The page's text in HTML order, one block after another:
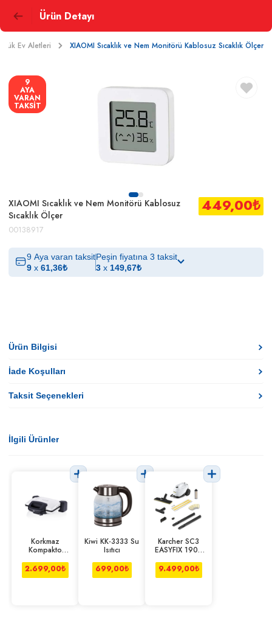
Ürün Detayı
Ev Aletleri XIAOMI Sıcaklık ve Nem Monitörü Kablosuz Sıcaklık Ölçer
9
AYA
VARAN
TAKSİT
XIAOMI Sıcaklık ve Nem Monitörü Kablosuz
Sıcaklık Ölçer
00138917
449,00₺
9 Aya varan taksit
9 x 61,36₺
Peşin fiyatına 3 taksit
3 x 149,67₺
Ürün Bilgisi
İade Koşulları
Taksit Seçenekleri
İlgili Ürünler
Korkmaz
Kompakto
Tost Makinesi
Vanilya
2.699,00₺
Kiwi KK-3333 Su
Isıtıcı
699,00₺
Karcher SC3
EASYFIX 1900
Temizleme
Makinesi
9.499,00₺